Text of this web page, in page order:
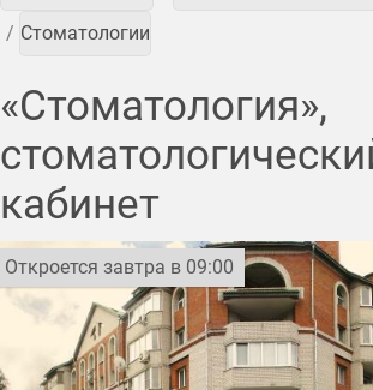
Стоматологии
«Стоматология»,
кабинет
Откроется завтра в 09:00